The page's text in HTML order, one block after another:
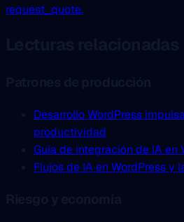
request_quote.
Desarrollo WordPress
productividad
Guía de integración de IA en
Flujos de IA en WordPress y
Karolina Czapla